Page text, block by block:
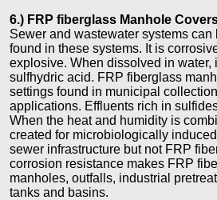
6.) FRP fiberglass Manhole
Sewer and wastewater systems
found in these systems. It is
explosive. When dissolved in
sulfhydric acid. FRP fiberglass
settings found in municipal
applications. Effluents rich in
When the heat and humidity is
created for microbiologically
sewer infrastructure but not FRP
corrosion resistance makes FRP
manholes, outfalls, industrial
tanks and basins.